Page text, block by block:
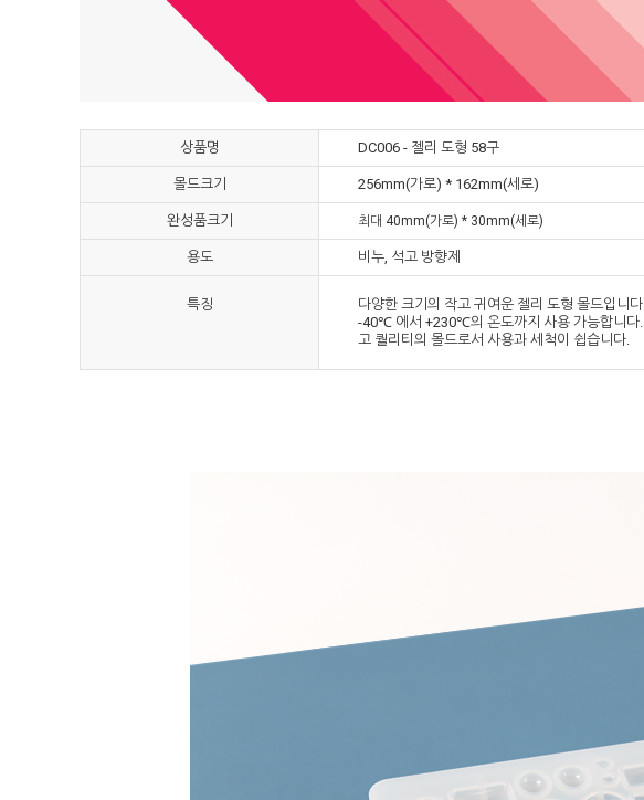
상품명 DC006 - 젤리 도형 58구
몰드크기 256mm(가로) * 162mm(세로)
완성품크기 최대 40mm(가로) * 30mm(세로)
용도 비누, 석고 방향제
특징
다양한 크기의 작고 귀여운 젤리 도형 몰드입니다.
-40℃ 에서 +230℃의 온도까지 사용 가능합니다.
고 퀄리티의 몰드로서 사용과 세척이 쉽습니다.